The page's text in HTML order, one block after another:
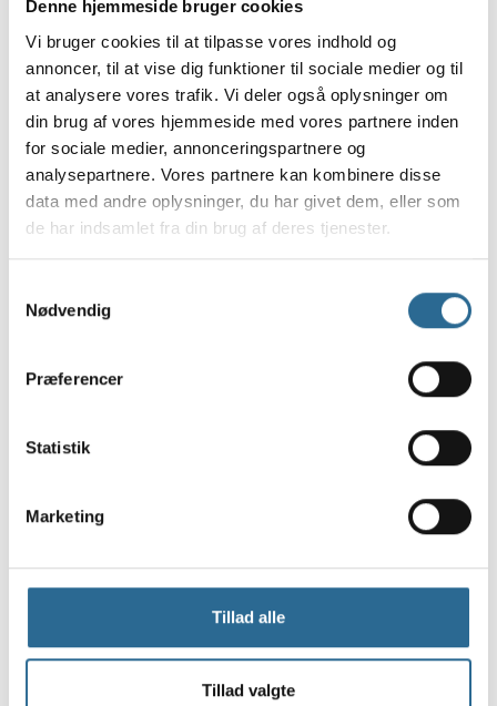
Denne hjemmeside bruger cookies
Vi bruger cookies til at tilpasse vores indhold og
annoncer, til at vise dig funktioner til sociale medier og til
at analysere vores trafik. Vi deler også oplysninger om
din brug af vores hjemmeside med vores partnere inden
for sociale medier, annonceringspartnere og
analysepartnere. Vores partnere kan kombinere disse
data med andre oplysninger, du har givet dem, eller som
de har indsamlet fra din brug af deres tjenester.
Nødvendig
Præferencer
Statistik
Marketing
Tillad alle
Tillad valgte
Paptallerkener til de 50 - 23
cm, 8 stk.
Varenummer: 95616
Salgspris
24,95 Kr.
Paptallerkener til de 60 - 23
cm, 8 stk.
Varenummer: 95617
Salgspris
24,95 Kr.
Paptallerkener til de 70 - 23
Salgspris
24,95 Kr.
paptallerkener - 23 cm, 8